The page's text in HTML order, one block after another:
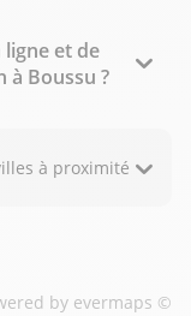
et de
à Boussu ?
à proximité
by evermaps ©